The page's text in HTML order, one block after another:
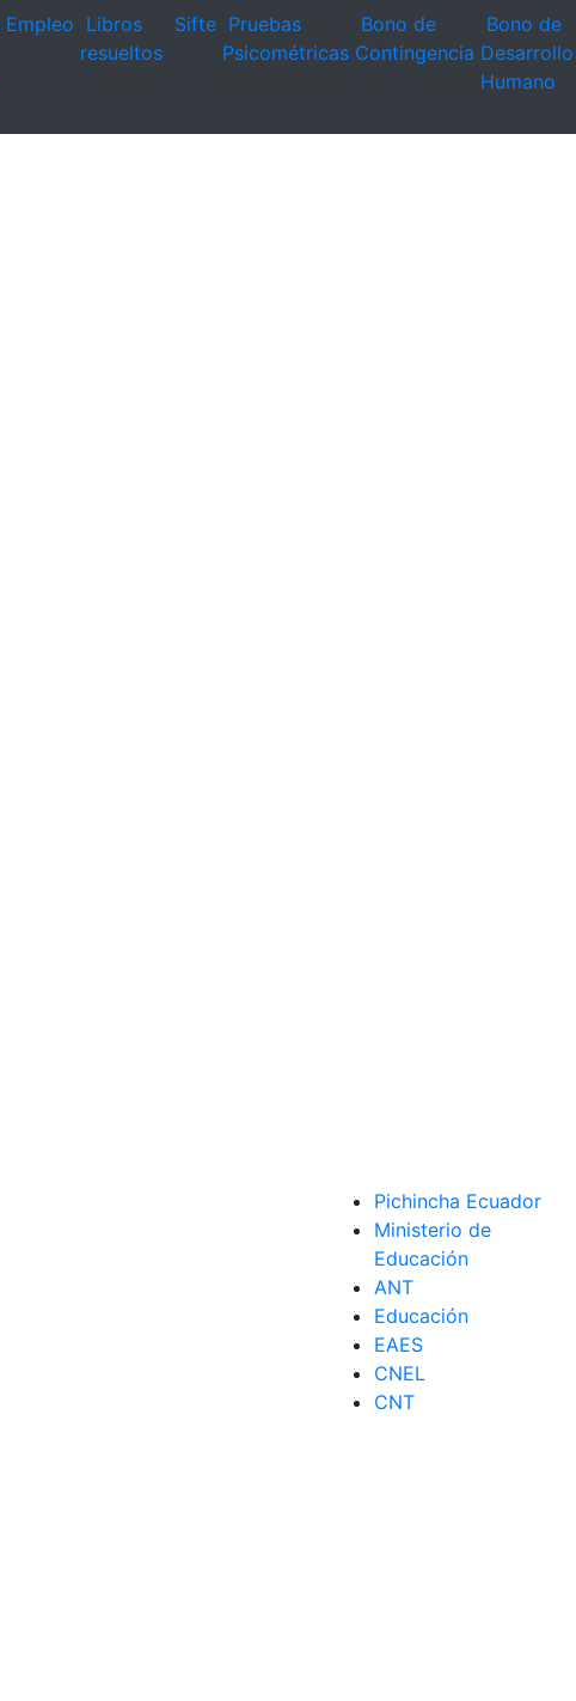
Empleo Libros
resueltos
Sifte Pruebas
Psicométricas
Bono de
Contingencia
Bono de
Desarrollo
Humano
Pichincha Ecuador
Ministerio de
Educación
ANT
Educación
EAES
CNEL
CNT